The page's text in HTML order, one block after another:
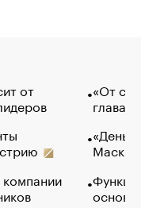
от
«От
глава
Маск в
основ